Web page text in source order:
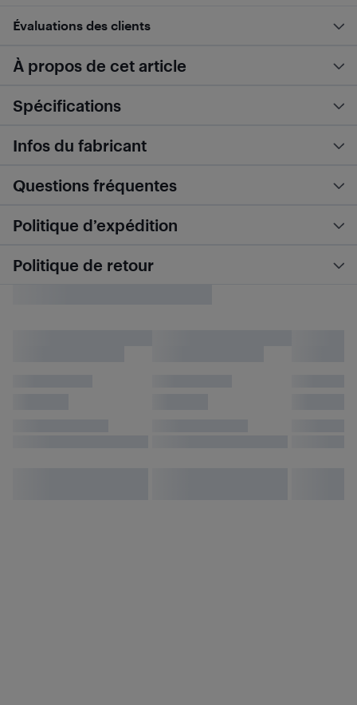
Évaluations des clients
À propos de cet article
Spécifications
Infos du fabricant
Questions fréquentes
Politique d’expédition
Politique de retour